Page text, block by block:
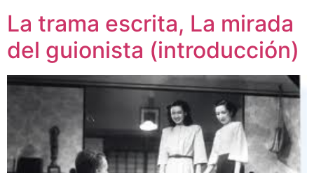
La trama escrita, La mirada
del guionista (introducción)